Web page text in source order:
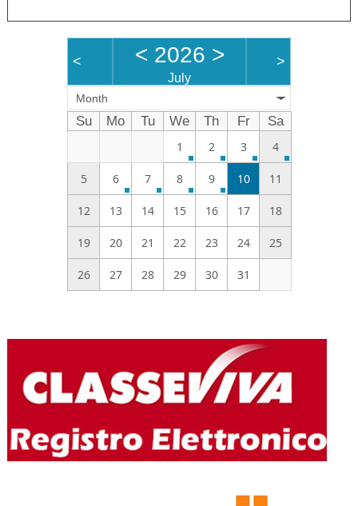
< < 2026 >
July
>
Month
Su Mo Tu We Th Fr
Sa
1
2 3 4
5 6 7 8 9 10 11
12 13 14 15 16 17 18
19 20 21 22 23 24 25
26 27 28 29 30 31